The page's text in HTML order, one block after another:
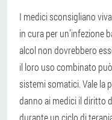
I medici sconsigliano
in cura per un’infezione
alcol non dovrebbero
il loro uso combinato
sistemi somatici. Vale la
danno ai medici il diritto
durante un ciclo di